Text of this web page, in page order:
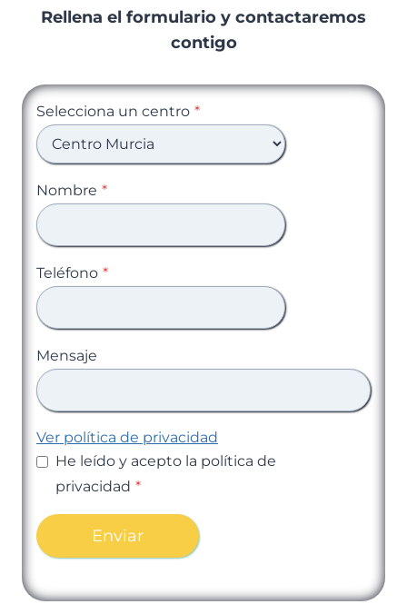
Rellena el formulario y contactaremos
contigo
Selecciona un centro *
Nombre *
Teléfono *
Mensaje
Ver política de privacidad
He leído y acepto la política de
privacidad *
Enviar